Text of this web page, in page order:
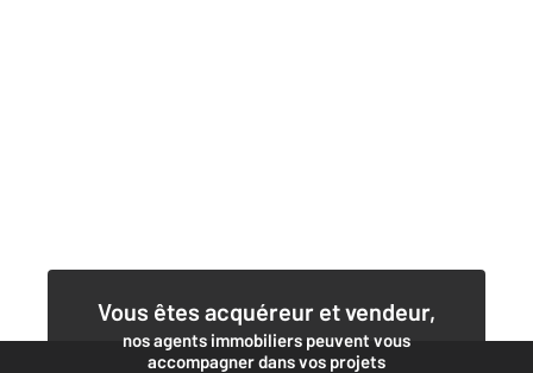
Vous êtes acquéreur et vendeur,
nos agents immobiliers peuvent vous
accompagner dans vos projets